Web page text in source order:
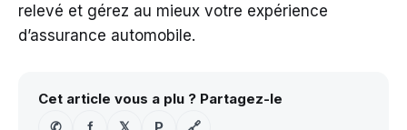
relevé et gérez au mieux votre expérience
d’assurance automobile.
Cet article vous a plu ? Partagez-le